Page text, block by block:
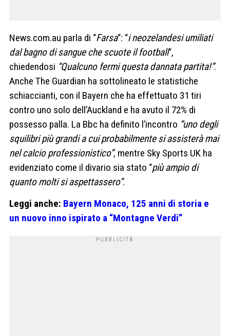
News.com.au parla di “Farsa“: “i neozelandesi umiliati
dal bagno di sangue che scuote il football“,
chiedendosi “Qualcuno fermi questa dannata partita!”.
Anche The Guardian ha sottolineato le statistiche
schiaccianti, con il Bayern che ha effettuato 31 tiri
contro uno solo dell’Auckland e ha avuto il 72% di
possesso palla. La Bbc ha definito l’incontro “uno degli
squilibri più grandi a cui probabilmente si assisterà mai
nel calcio professionistico”, mentre Sky Sports UK ha
evidenziato come il divario sia stato “più ampio di
quanto molti si aspettassero”.
Leggi anche: Bayern Monaco, 125 anni di storia e
un nuovo inno ispirato a “Montagne Verdi”